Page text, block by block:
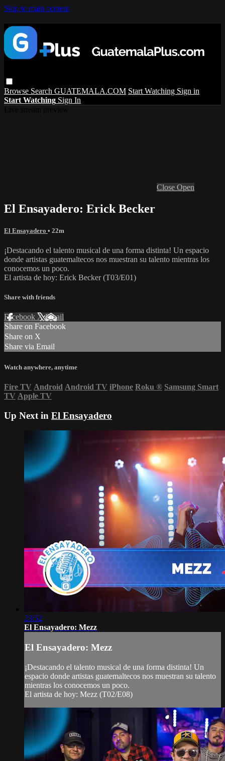
Skip to main content
Browse Search GUATEMALA.COM Start Watching Sign in
Start Watching Sign In
Close Open
El Ensayadero: Erick Becker
El Ensayadero • 22m
¡Destacando el talento musical de una forma distinta! Un espacio
donde artistas guatemaltecos nos muestran su talento mientras los
conocemos un poco.
El artista de hoy: Erick Becker (T03/E01)
Share with friends
Facebook XEmail
Share on Facebook
Share on X
Share via Email
Watch anywhere, anytime
Fire TV Android Android TV iPhone Roku ® Samsung Smart
TV Apple TV
Up Next in El Ensayadero
23:52
El Ensayadero: Mezz
El Ensayadero: Mezz
¡Destacando el talento musical de una forma distinta! Un
espacio donde artistas guatemaltecos nos muestran su talento
mientras los conocemos un poco.
El artista de hoy: Mezz (T02/E08)